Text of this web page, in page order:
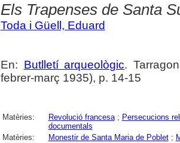
Els Trapenses de Santa
Toda i Güell, Eduard
En: Butlletí arqueològic.
febrer-març 1935), p. 14-15
Matèries: Revolució francesa; Persecucions
documentals
Matèries:
Monestir de Santa Maria de Poblet;